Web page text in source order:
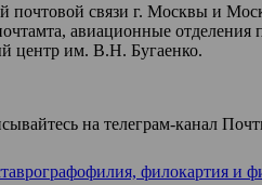
почтовой связи г. Москвы и
авиационные
центр им. В.Н. Бугаенко.
на телеграм-канал
филокартия и